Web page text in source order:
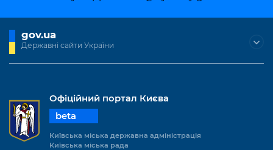
Підприємства, установи, організації
Безбар'єрність
Київська міська військова адміністрація
Портал Захисників та Захисниць
Безбар'єрність
Міський застосунок Київ Цифровий
Важливе під час воєнного стану
Важливе під час воєнного стану
Портал даних Києва
Публічні дашборди
gov.ua
Державні сайти України
Офіційний портал Києва
beta
Київська міська державна адміністрація
Київська міська рада